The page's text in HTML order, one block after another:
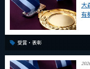
大
有
受賞・表彰